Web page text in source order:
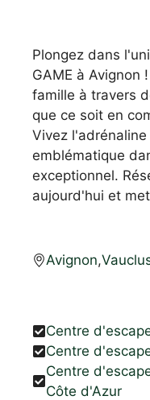
Plongez dans
GAME à Avignon
famille à travers
que ce soit en
Vivez
emblématique
exceptionnel.
aujourd'hui et
Avignon,
Centre
Centre
Centre
Côte d'Azur